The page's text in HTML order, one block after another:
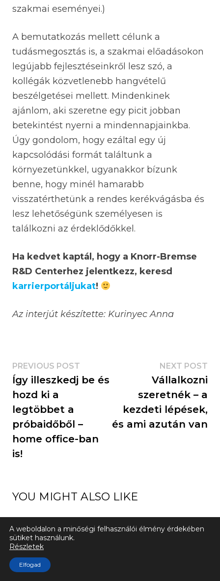
szakmai eseményei.)
A bemutatkozás mellett célunk a
tudásmegosztás is, a szakmai előadásokon
legújabb fejlesztéseinkről lesz szó, a
kollégák közvetlenebb hangvételű
beszélgetései mellett. Mindenkinek
ajánlom, aki szeretne egy picit jobban
betekintést nyerni a mindennapjainkba.
Úgy gondolom, hogy ezáltal egy új
kapcsolódási formát találtunk a
környezetünkkel, ugyanakkor bízunk
benne, hogy minél hamarabb
visszatérthetünk a rendes kerékvágásba és
lesz lehetőségünk személyesen is
találkozni az érdeklődőkkel.
Ha kedvet kaptál, hogy a Knorr-Bremse
R&D Centerhez jelentkezz, keresd
karrierportáljukat!
Az interjút készítette: Kurinyec Anna
PREVIOUS POST
Így illeszkedj be és
hozd ki a
legtöbbet a
próbaidőből –
home office-ban
is!
NEXT POST
Vállalkozni
szeretnék – a
kezdeti lépések,
és ami azután van
YOU MIGHT ALSO LIKE
A weboldalon a minőségi felhasználói élmény érdekében
sütiket használunk.
Részletek
Elfogad